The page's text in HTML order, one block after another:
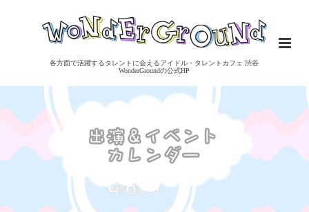
各方面で活躍するタレントに会えるアイドル・タレントカフェ 渋谷
WonderGroundの公式HP